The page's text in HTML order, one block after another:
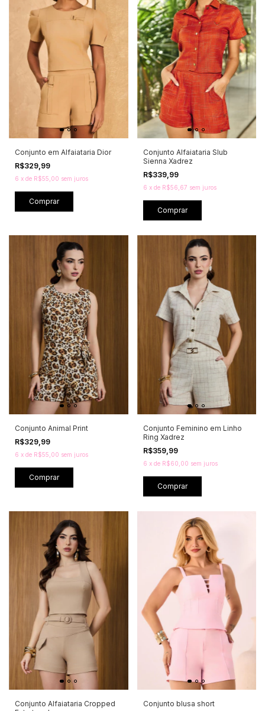
Conjunto em Alfaiataria Dior
R$329,99
6 x de R$55,00 sem juros
Comprar
Conjunto Alfaiataria Slub
Sienna Xadrez
R$339,99
6 x de R$56,67 sem juros
Comprar
Conjunto Animal Print
R$329,99
6 x de R$55,00 sem juros
Comprar
Conjunto Feminino em Linho
Ring Xadrez
R$359,99
6 x de R$60,00 sem juros
Comprar
Conjunto Alfaiataria Cropped
Conjunto blusa short